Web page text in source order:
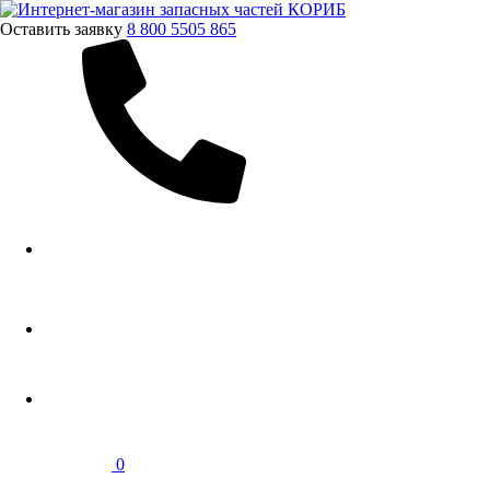
Оставить заявку 8 800 5505 865
0